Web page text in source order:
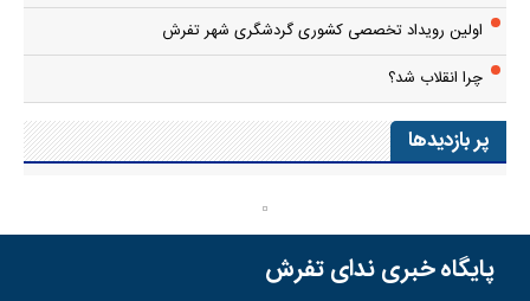
اولین رویداد تخصصی کشوری گردشگری شهر تفرش
چرا انقلاب شد؟
پر بازدیدها
پایگاه خبری ندای تفرش